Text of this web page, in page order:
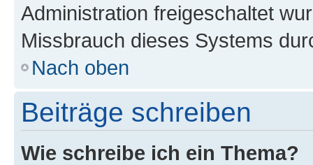
Administration freigeschaltet
Missbrauch dieses Systems
Nach oben
Beiträge schreiben
Wie schreibe ich ein Thema?